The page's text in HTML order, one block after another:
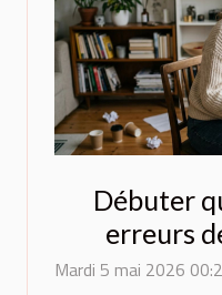
Débuter
erreurs
Mardi 5 mai 2026